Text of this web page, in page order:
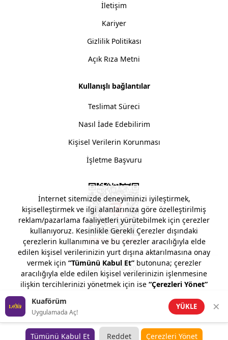
İletişim
Kariyer
Gizlilik Politikası
Açık Rıza Metni
Kullanışlı bağlantılar
Teslimat Süreci
Nasıl İade Edebilirim
Kişisel Verilerin Korunması
İşletme Başvuru
Kuaförüm © 2026
Kuaförüm
Uygulamada Aç!
YÜKLE ×
İnternet sitemizde deneyiminizi iyileştirmek,
kişiselleştirmek ve ilgi alanlarınıza göre özelleştirilmiş
reklam/pazarlama faaliyetleri yürütebilmek için çerezler
kullanıyoruz. Kesinlikle Gerekli Çerezler dışındaki
çerezlerin kullanımına ve bu çerezler aracılığıyla elde
edilen kişisel verilerinizin yurt dışına aktarılmasına onay
vermek için “Tümünü Kabul Et”butonuna; çerezler
aracılığıyla elde edilen kişisel verilerinizin işlenmesine
ilişkin tercihlerinizi yönetmek için ise “Çerezleri Yönet”
butonuna tıklayabilirsiniz. Çerezler ile kişisel verilerinizin
işlenmesine dair detaylı bilgi almak için
Çerez Politikamızı
Tümünü Kabul Et Reddet Çerezleri Yönet